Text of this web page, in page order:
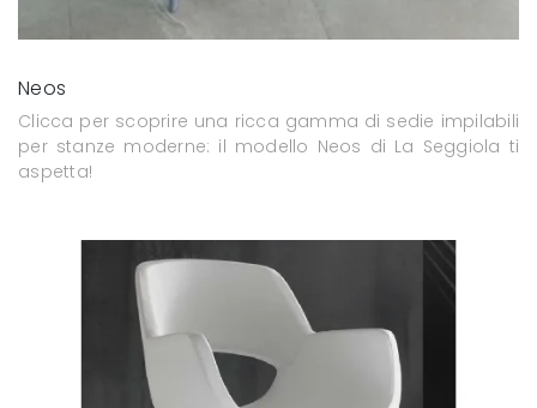
Neos
Clicca per scoprire una ricca gamma di sedie impilabili
per stanze moderne: il modello Neos di La Seggiola ti
aspetta!